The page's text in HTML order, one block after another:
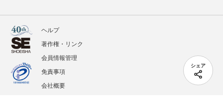
シェア
ヘルプ
著作権・リンク
会員情報管理
免責事項
会社概要